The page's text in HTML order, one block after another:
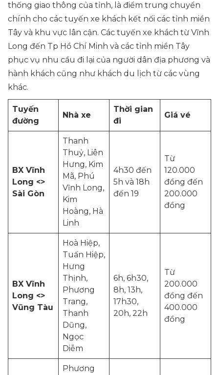
thống giao thông của tỉnh, là điểm trung chuyển
chính cho các tuyến xe khách kết nối các tỉnh miền
Tây và khu vực lân cận. Các tuyến xe khách từ Vĩnh
Long đến Tp Hồ Chí Minh và các tỉnh miền Tây
phục vụ nhu cầu đi lại của người dân địa phương và
hành khách cũng như khách du lịch từ các vùng
khác.
Tuyến
đường
Nhà xe
Thời gian
đi
Giá vé
BX Vĩnh
Long <>
Sài Gòn
Thanh
Thuỷ, Liên
Hưng, Kim
Mã, Phú
Vĩnh Long,
Kim
Hoàng, Hà
Linh
4h30 đến
5h và 18h
đến 19
Từ
120.000
đồng đến
200.000
đồng
BX Vĩnh
Long <>
Vũng Tàu
Hoà Hiệp,
Tuấn Hiệp,
Hưng
Thịnh,
Phương
Trang,
Thanh
Dũng,
Ngọc
Diễm
6h, 6h30,
8h, 13h,
17h30,
20h, 22h
Từ
200.000
đồng đến
400.000
đồng
Phương